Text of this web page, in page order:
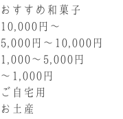
おすすめ和菓子
10,000円〜
5,000円〜10,000円
1,000〜5,000円
〜1,000円
ご自宅用
お土産